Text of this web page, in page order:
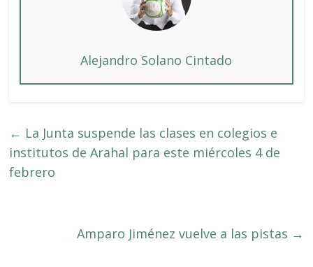
Alejandro Solano Cintado
← La Junta suspende las clases en colegios e
institutos de Arahal para este miércoles 4 de
febrero
Amparo Jiménez vuelve a las pistas →